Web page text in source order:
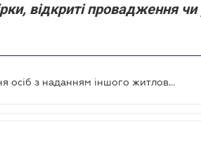
відкриті провадження
ВС висловився щодо виселення осіб з наданням іншого житлового приміщення